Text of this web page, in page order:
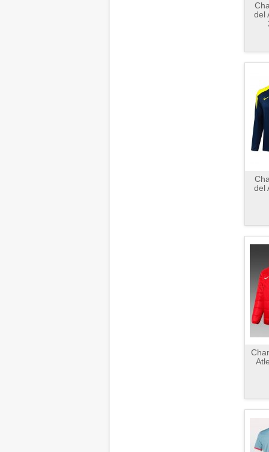
del
del